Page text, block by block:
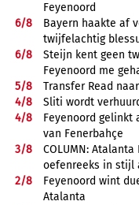
Feyenoord
6/8
Bayern haakte af
twijfelachtig
6/8
Steijn kent geen
Feyenoord me
5/8
Transfer Read
4/8
Sliti wordt
4/8
Feyenoord gelinkt
van Fenerbahçe
3/8
COLUMN:
oefenreeks in stijl
2/8
Feyenoord wint
Atalanta